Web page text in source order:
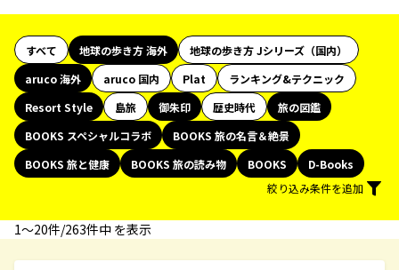
すべて 地球の歩き方 海外
地球の歩き方 Jシリーズ（国内）
aruco 海外
aruco 国内 Plat
ランキング&テクニック
Resort Style
島旅 御朱印 歴史時代
旅の図鑑
BOOKS スペシャルコラボ
BOOKS 旅の名言＆絶景
BOOKS 旅と健康
BOOKS 旅の読み物 BOOKS
D-Books
絞り込み条件を追加
1〜20件/263件中 を表示